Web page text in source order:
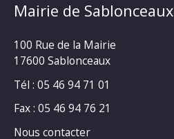
Mairie de Sablonceaux
100 Rue de la Mairie
17600 Sablonceaux
Tél : 05 46 94 71 01
Fax : 05 46 94 76 21
Nous contacter